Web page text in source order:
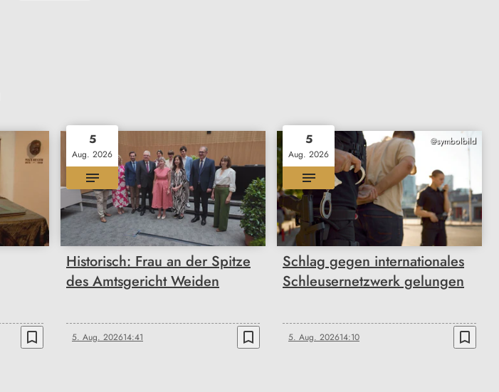
bookmark_border
5
Aug. 2026
Historisch: Frau an der Spitze
des Amtsgericht Weiden
5. Aug. 202614:41 bookmark_border
@symbolbild
5
Aug. 2026
Schlag gegen internationales
Schleusernetzwerk gelungen
5. Aug. 202614:10 bookmark_border